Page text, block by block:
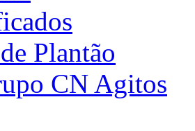
Plantão
CN Agitos